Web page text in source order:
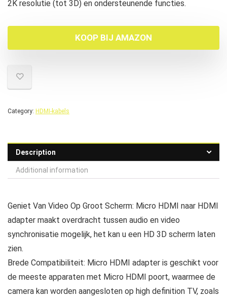
2K resolutie (tot 3D) en ondersteunende functies.
KOOP BIJ AMAZON
Category: HDMI-kabels
Description
Additional information
Geniet Van Video Op Groot Scherm: Micro HDMI naar HDMI
adapter maakt overdracht tussen audio en video
synchronisatie mogelijk, het kan u een HD 3D scherm laten
zien.
Brede Compatibiliteit: Micro HDMI adapter is geschikt voor
de meeste apparaten met Micro HDMI poort, waarmee de
camera kan worden aangesloten op high definition TV, zoals